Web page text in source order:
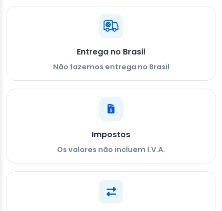
Entrega no Brasil
Não fazemos entrega no Brasil
Impostos
Os valores não incluem I.V.A.